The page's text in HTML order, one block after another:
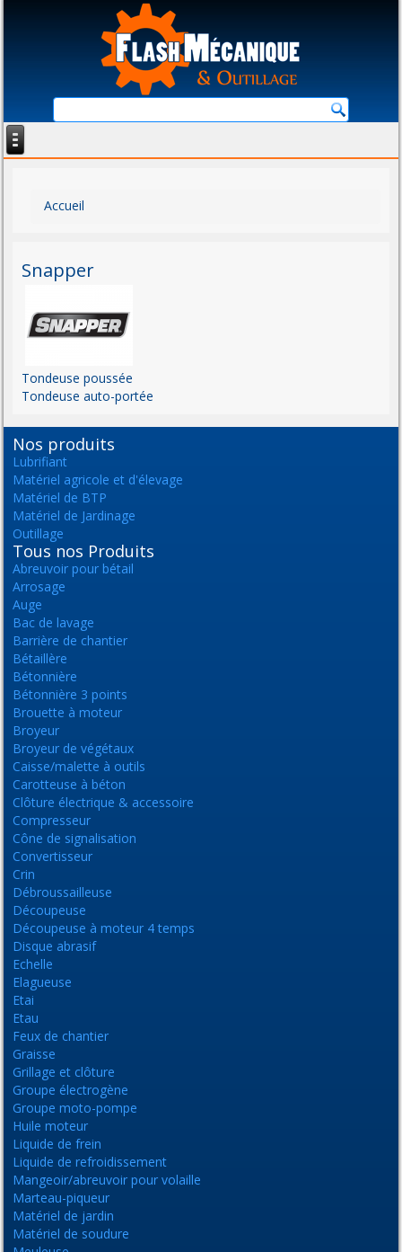
Vous êtes ici
Accueil
Snapper
Tondeuse poussée
Tondeuse auto-portée
Nos produits
Lubrifiant
Matériel agricole et d'élevage
Matériel de BTP
Matériel de Jardinage
Outillage
Tous nos Produits
Abreuvoir pour bétail
Arrosage
Auge
Bac de lavage
Barrière de chantier
Bétaillère
Bétonnière
Bétonnière 3 points
Brouette à moteur
Broyeur
Broyeur de végétaux
Caisse/malette à outils
Carotteuse à béton
Clôture électrique & accessoire
Compresseur
Cône de signalisation
Convertisseur
Crin
Débroussailleuse
Découpeuse
Découpeuse à moteur 4 temps
Disque abrasif
Echelle
Elagueuse
Etai
Etau
Feux de chantier
Graisse
Grillage et clôture
Groupe électrogène
Groupe moto-pompe
Huile moteur
Liquide de frein
Liquide de refroidissement
Mangeoir/abreuvoir pour volaille
Marteau-piqueur
Matériel de jardin
Matériel de soudure